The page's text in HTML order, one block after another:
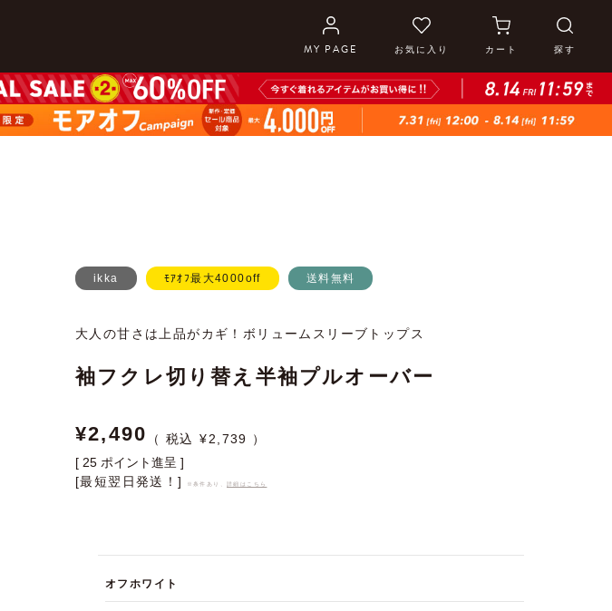
MY PAGE お気に入り カート 探す
ikka ﾓｱｵﾌ最大4000off 送料無料
大人の甘さは上品がカギ！ボリュームスリーブトップス
袖フクレ切り替え半袖プルオーバー
¥2,490 ¥2,739
[ 25 ポイント進呈 ]
[最短翌日発送！]
※条件あり、 詳細はこちら
オフホワイト